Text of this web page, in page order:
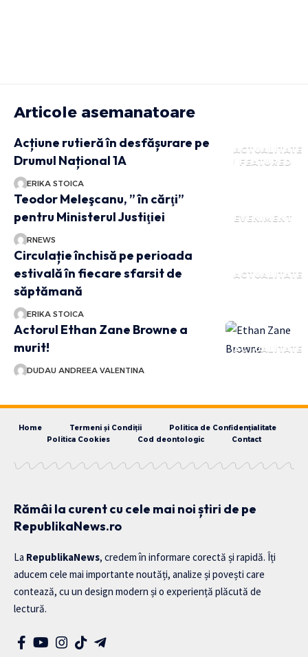
Articole asemanatoare
ACTUALITATE
FEATURED
Acțiune rutieră în desfășurare pe
Drumul Național 1A
ERIKA STOICA
EVENIMENT
Teodor Meleşcanu, ” în cărţi”
pentru Ministerul Justiţiei
RNEWS
ACTUALITATE
Circulație închisă pe perioada
estivală în fiecare sfarsit de
săptămană
ERIKA STOICA
ACTUALITATE
Actorul Ethan Zane Browne a
murit!
DUDAU ANDREEA VALENTINA
Home Termeni și Condiții
Politica de Confidențialitate
Politica Cookies
Cod deontologic Contact
Rămâi la curent cu cele mai noi știri de pe
RepublikaNews.ro
La RepublikaNews, credem în informare corectă și rapidă. Îți
aducem cele mai importante noutăți, analize și povești care
contează, cu un design modern și o experiență plăcută de
lectură.